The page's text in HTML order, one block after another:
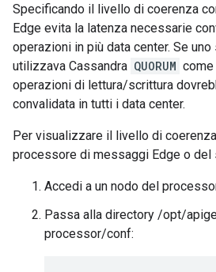
Specificando il livello di coerenza
Edge evita la latenza necessarie
operazioni in più data center. Se
utilizzava Cassandra QUORUM
operazioni di lettura/scrittura
convalidata in tutti i data center.
Per visualizzare il livello di
processore di messaggi Edge o del
Accedi a un nodo del
Passa alla directory /opt/
processor/conf: